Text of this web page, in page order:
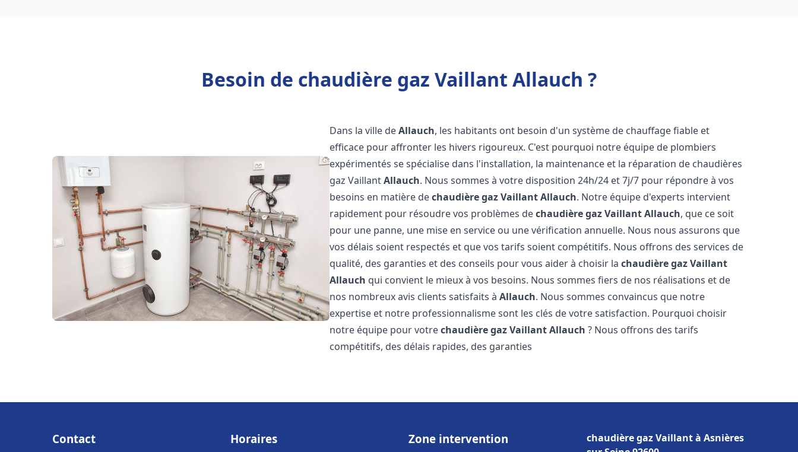
Besoin de chaudière gaz Vaillant Allauch ?
Dans la ville deAllauch, les habitants ont besoin d'un système de chauffage fiable et
efficace pour affronter les hivers rigoureux. C'est pourquoi notre équipe de plombiers
expérimentés se spécialise dans l'installation, la maintenance et la réparation de chaudières
gaz VaillantAllauch. Nous sommes à votre disposition 24h/24 et 7j/7 pour répondre à vos
besoins en matière dechaudière gaz VaillantAllauch. Notre équipe d'experts intervient
rapidement pour résoudre vos problèmes dechaudière gaz VaillantAllauch, que ce soit
pour une panne, une mise en service ou une vérification annuelle. Nous nous assurons que
vos délais soient respectés et que vos tarifs soient compétitifs. Nous offrons des services de
qualité, des garanties et des conseils pour vous aider à choisir lachaudière gaz Vaillant
Allauch qui convient le mieux à vos besoins. Nous sommes fiers de nos réalisations et de
nos nombreux avis clients satisfaits àAllauch. Nous sommes convaincus que notre
expertise et notre professionnalisme sont les clés de votre satisfaction. Pourquoi choisir
notre équipe pour votrechaudière gaz VaillantAllauch ? Nous offrons des tarifs
compétitifs, des délais rapides, des garanties
Contact Horaires Zone intervention
chaudière gaz Vaillant à Asnières